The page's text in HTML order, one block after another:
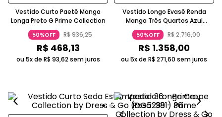
Vestido Curto Paetê Manga
Longa Preto G Prime Collection
50%OFF R$936,25
R$ 468,13
ou 5x de R$ 93,62sem juros
Vestido Longo Evasê Renda
Manga Três Quartos Azul
Serenity Prime Collection
50%OFF R$2.716,00
R$ 1.358,00
ou 5x de R$ 271,60 sem juros